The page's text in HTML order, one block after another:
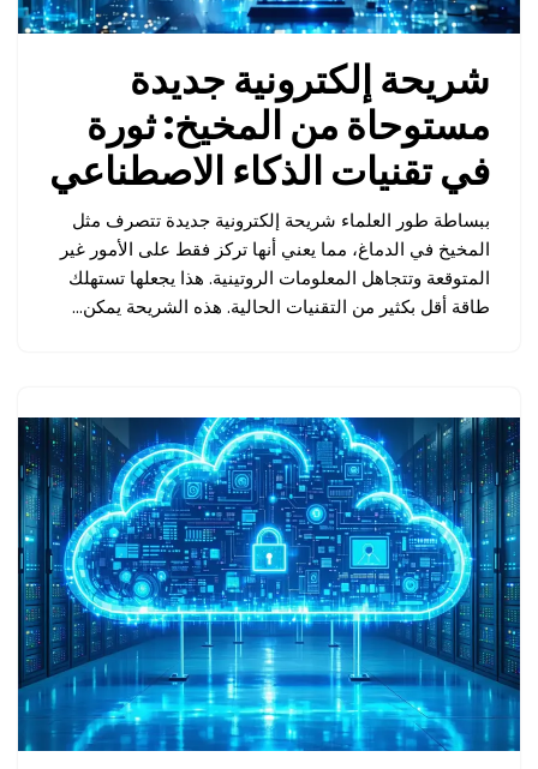
شريحة إلكترونية جديدة
مستوحاة من المخيخ: ثورة
في تقنيات الذكاء الاصطناعي
ببساطة طور العلماء شريحة إلكترونية جديدة تتصرف مثل
المخيخ في الدماغ، مما يعني أنها تركز فقط على الأمور غير
المتوقعة وتتجاهل المعلومات الروتينية. هذا يجعلها تستهلك
طاقة أقل بكثير من التقنيات الحالية. هذه الشريحة يمكن…